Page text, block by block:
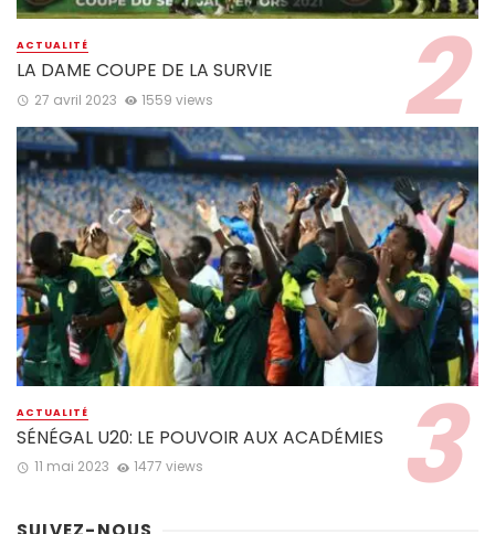
ACTUALITÉ
LA DAME COUPE DE LA SURVIE
27 avril 2023 1559 views
ACTUALITÉ
SÉNÉGAL U20: LE POUVOIR AUX ACADÉMIES
11 mai 2023 1477 views